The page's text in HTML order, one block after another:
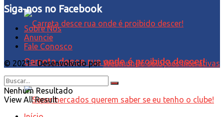
Carreta desce rua onde é proibido descer!
Siga-nos no Facebook
Sobre Nós
Anuncie
Fale Conosco
© 2021 - Desenvolvido porWebmundo soluções Interativas
Nenhum Resultado
View All Result